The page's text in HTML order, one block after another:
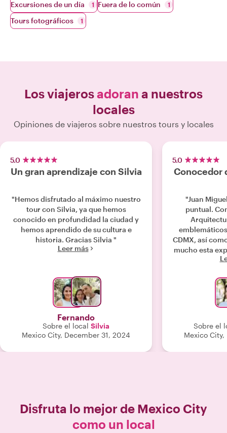
Excursiones de un día 1 Fuera de lo común 1
Tours fotográficos 1
Los viajerosadoran a nuestros
locales
Opiniones de viajeros sobre nuestros tours y locales
5.0
Un gran aprendizaje con Silvia
"Hemos disfrutado al máximo nuestro
tour con Silvia, ya que hemos
conocido en profundidad la ciudad y
hemos aprendido de su cultura e
historia. Gracias Silvia "
Leer más
Fernando
Sobre el local Silvia
Mexico City, December 31, 2024
5.0
Conocedor
"Juan
puntual.
CDMX, así como
mucho esta
Sobre el
Mexico
Disfruta lo mejor de Mexico City
como un local